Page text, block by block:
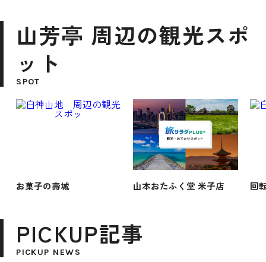
山芳亭 周辺の観光スポ
ット
SPOT
お菓子の壽城 山本おたふく堂 米子店 回
PICKUP記事
PICKUP NEWS